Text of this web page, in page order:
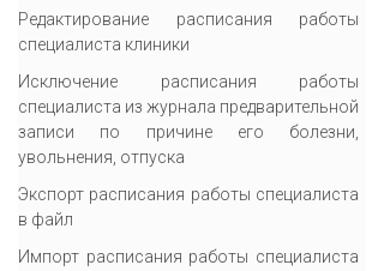
Редактирование расписания работы
специалиста клиники
Исключение расписания работы
специалиста из журнала предварительной
записи по причине его болезни,
увольнения, отпуска
Экспорт расписания работы специалиста
в файл
Импорт расписания работы специалиста